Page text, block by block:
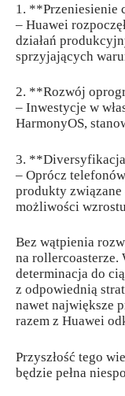
1. **Przeniesienie
– Huawei
działań
sprzyjających
2. **Rozwój
– Inwestycje w
HarmonyOS,
3.
– Oprócz
produkty
możliwości
Bez wątpienia
na rollercoasterze.
determinacja do
z odpowiednią
nawet największe
razem z Huawei
Przyszłość tego
będzie pełna